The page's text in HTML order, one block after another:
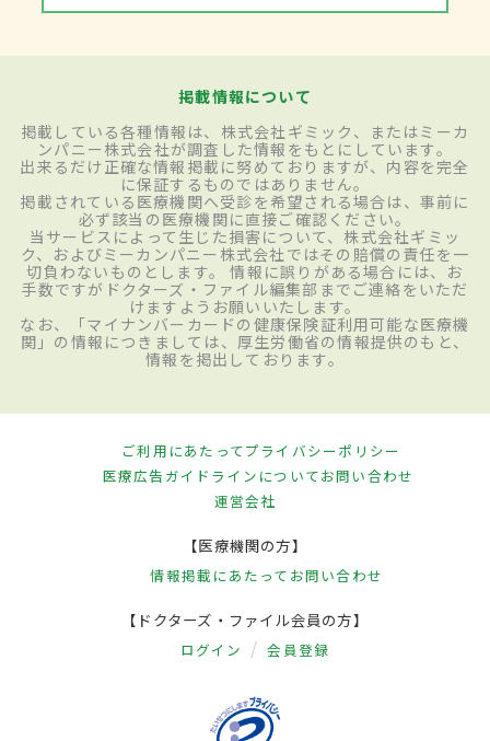
掲載情報について
掲載している各種情報は、株式会社ギミック、またはミーカ
ンパニー株式会社が調査した情報をもとにしています。
出来るだけ正確な情報掲載に努めておりますが、内容を完全
に保証するものではありません。
掲載されている医療機関へ受診を希望される場合は、事前に
必ず該当の医療機関に直接ご確認ください。
当サービスによって生じた損害について、株式会社ギミッ
ク、およびミーカンパニー株式会社ではその賠償の責任を一
切負わないものとします。 情報に誤りがある場合には、お
手数ですがドクターズ・ファイル編集部までご連絡をいただ
けますようお願いいたします。
なお、「マイナンバーカードの健康保険証利用可能な医療機
関」の情報につきましては、厚生労働省の情報提供のもと、
情報を掲出しております。
ご利用にあたってプライバシーポリシー
医療広告ガイドラインについてお問い合わせ
運営会社
【医療機関の方】
情報掲載にあたって お問い合わせ
【ドクターズ・ファイル会員の方】
ログイン 会員登録